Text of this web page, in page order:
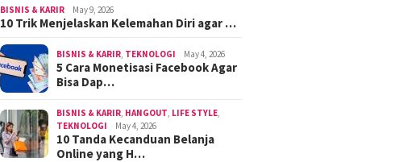
BISNIS & KARIR May 9, 2026
10 Trik Menjelaskan Kelemahan Diri agar …
BISNIS & KARIR TEKNOLOGI May 4, 2026
5 Cara Monetisasi Facebook Agar
Bisa Dap…
BISNIS & KARIR HANGOUT LIFE STYLE
TEKNOLOGI
May 4, 2026
10 Tanda Kecanduan Belanja
Online yang H…